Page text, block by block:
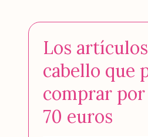
Los
cabello que
comprar
70 euros